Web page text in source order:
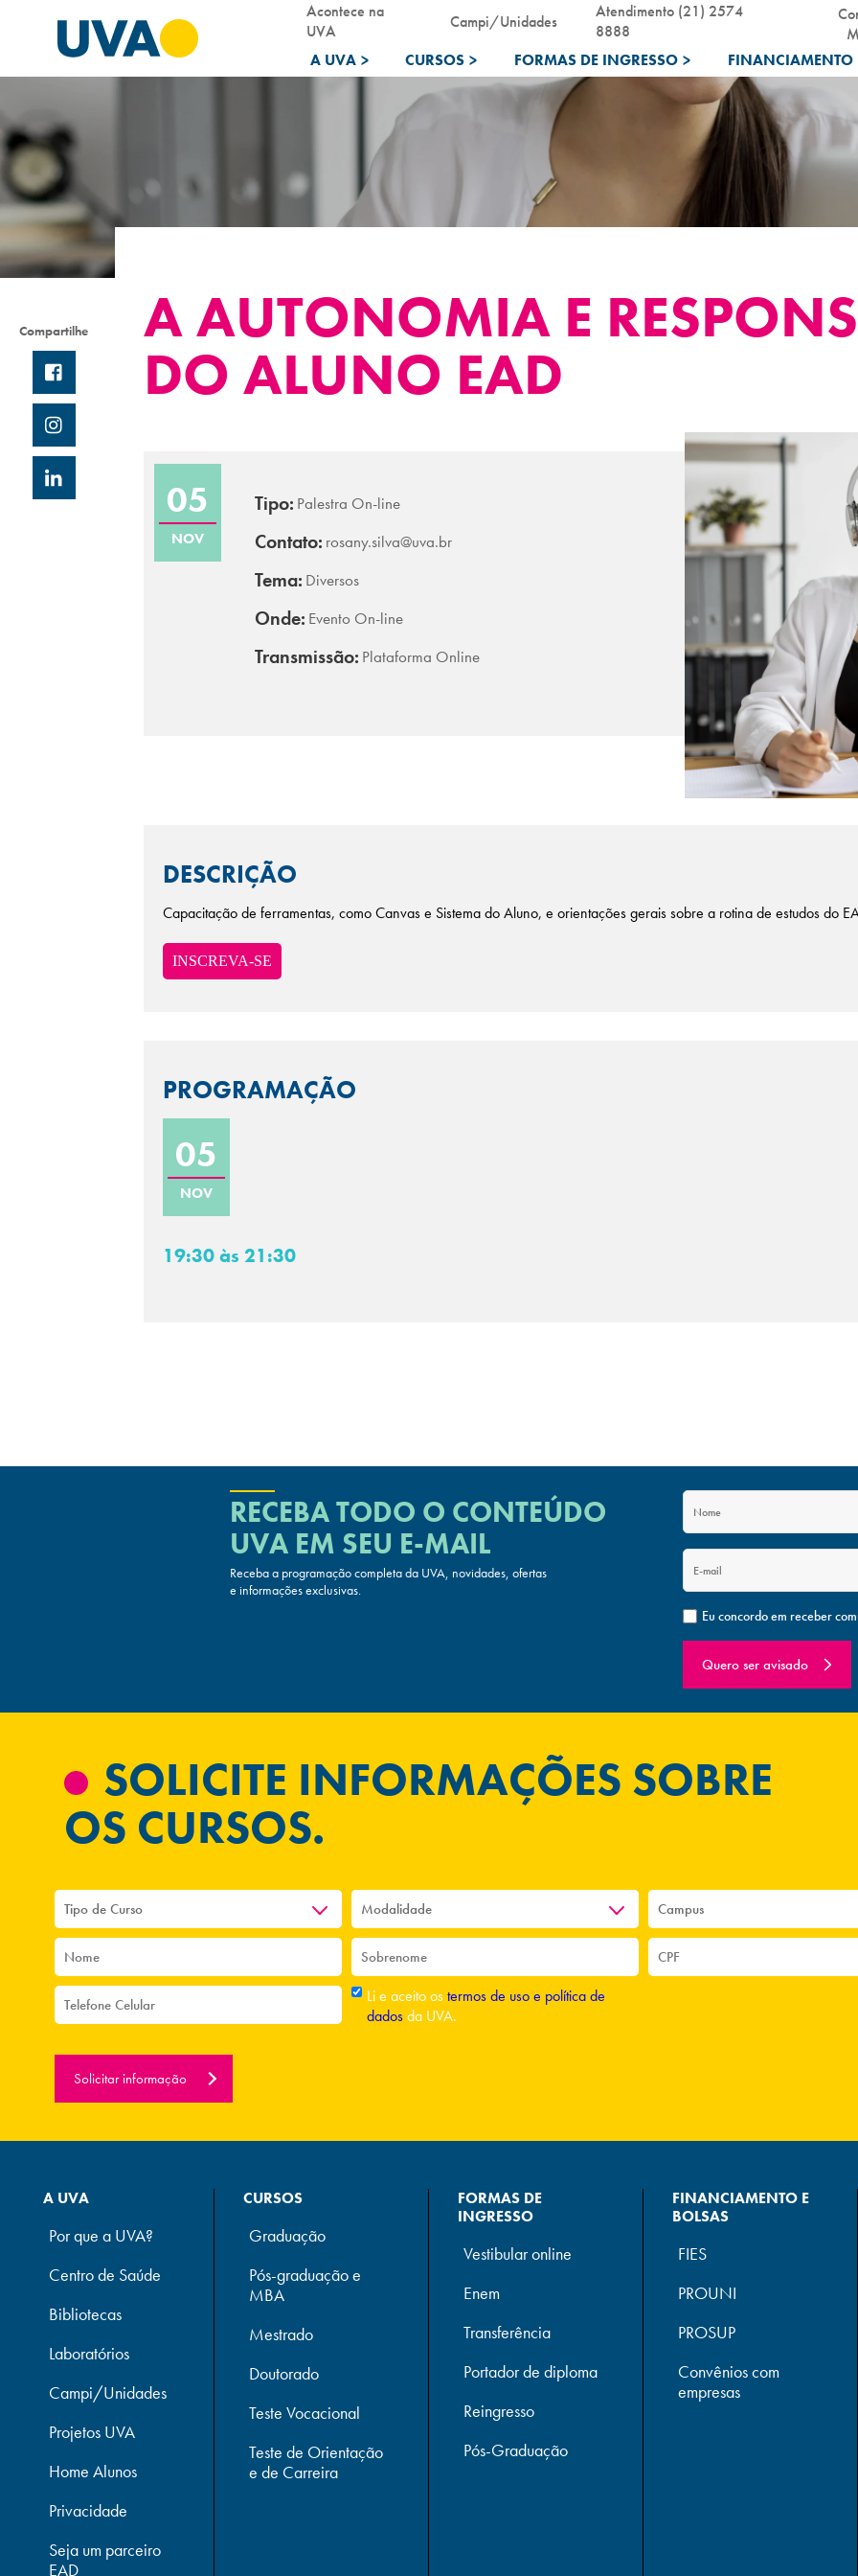
A UVA > CURSOS > FORMAS DE INGRESSO > FINANCIAMENTO
Acontece na
UVA
Campi/Unidades
Atendimento (21) 2574
8888
A AUTONOMIA E
DO ALUNO EAD
Compartilhe
05
NOV
Tipo: Palestra On-line
Contato: rosany.silva@uva.br
Tema: Diversos
Onde: Evento On-line
Transmissão: Plataforma Online
DESCRIÇÃO
Capacitação de ferramentas, como Canvas e Sistema do Aluno, e orientações gerais sobre a rotina de estudos do
INSCREVA-SE
PROGRAMAÇÃO
05
NOV
19:30 às 21:30
RECEBA TODO O CONTEÚDO
UVAEM SEU E-MAIL
Receba a programação completa da UVA, novidades, ofertas
e informações exclusivas.
Eu concordo em receber
Quero ser avisado
SOLICITE INFORMAÇÕES SOBRE
OS CURSOS.
Li e aceito ostermos de uso e política de
dadosda UVA.
Solicitar informação
A UVA
Por que a UVA?
Centro de Saúde
Bibliotecas
Laboratórios
Campi/Unidades
Projetos UVA
Home Alunos
Privacidade
Seja um parceiro
EAD
CURSOS
Graduação
Pós-graduação e
MBA
Mestrado
Doutorado
Teste Vocacional
Teste de Orientação
e de Carreira
FORMAS DE
INGRESSO
Vestibular online
Enem
Transferência
Portador de diploma
Reingresso
Pós-Graduação
FINANCIAMENTO E
BOLSAS
FIES
PROUNI
PROSUP
Convênios com
empresas